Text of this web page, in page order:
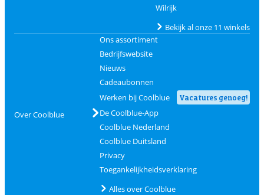
Wilrijk
Bekijk al onze 11 winkels
Over Coolblue
Ons assortiment
Bedrijfswebsite
Nieuws
Cadeaubonnen
Werken bij Coolblue
Vacatures genoeg!
De Coolblue-App
Coolblue Nederland
Coolblue Duitsland
Privacy
Toegankelijkheidsverklaring
Alles over Coolblue